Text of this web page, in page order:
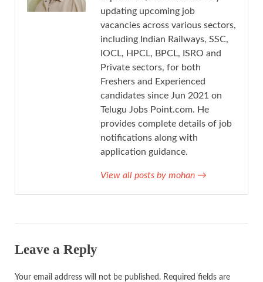
updating upcoming job
vacancies across various sectors,
including Indian Railways, SSC,
IOCL, HPCL, BPCL, ISRO and
Private sectors, for both
Freshers and Experienced
candidates since Jun 2021 on
Telugu Jobs Point.com. He
provides complete details of job
notifications along with
application guidance.
View all posts by mohan →
Leave a Reply
Your email address will not be published. Required fields are